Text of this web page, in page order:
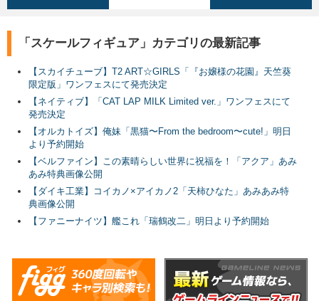
「スケールフィギュア」カテゴリの最新記事
【スカイチューブ】T2 ART☆GIRLS「『お嬢様の花園』天竺葵
限定版」ワンフェスにて発売決定
【ネイティブ】「CAT LAP MILK Limited ver.」ワンフェスにて
発売決定
【オルカトイズ】俺妹「黒猫〜From the bedroom〜cute!」明日
より予約開始
【ベルファイン】この素晴らしい世界に祝福を！「アクア」あみ
あみ特典画像公開
【ダイキ工業】コイカノ×アイカノ2「天柿ひなた」あみあみ特
典画像公開
【ファニーナイツ】艦これ「瑞鶴改二」明日より予約開始